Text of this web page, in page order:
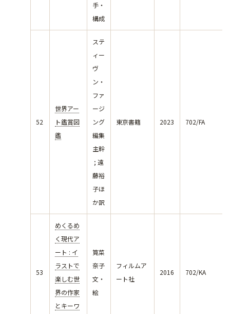
手・
構成
52
世界アー
ト鑑賞図
鑑
ステ
ィー
ヴ
ン・
ファ
ージ
ング
編集
主幹
; 遠
藤裕
子ほ
か訳
東京書籍 2023 702/FA
53
めくるめ
く現代ア
ート : イ
ラストで
楽しむ世
界の作家
とキーワ
筧菜
奈子
文・
絵
フィルムア
ート社
2016 702/KA